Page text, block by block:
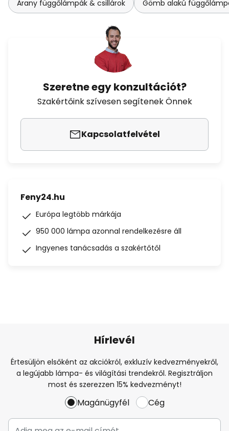
Arany függőlámpák & csillárok Gömb alakú
Szeretne egy konzultációt?
Szakértőink szívesen segítenek Önnek
Kapcsolatfelvétel
Feny24.hu
Európa legtöbb márkája
950 000 lámpa azonnal rendelkezésre áll
Ingyenes tanácsadás a szakértőtől
Hírlevél
Értesüljön elsőként az akciókról, exkluzív kedvezményekről,
a legújabb lámpa- és világítási trendekről. Regisztráljon
most és szerezzen 15% kedvezményt!
Magánügyfél Cég